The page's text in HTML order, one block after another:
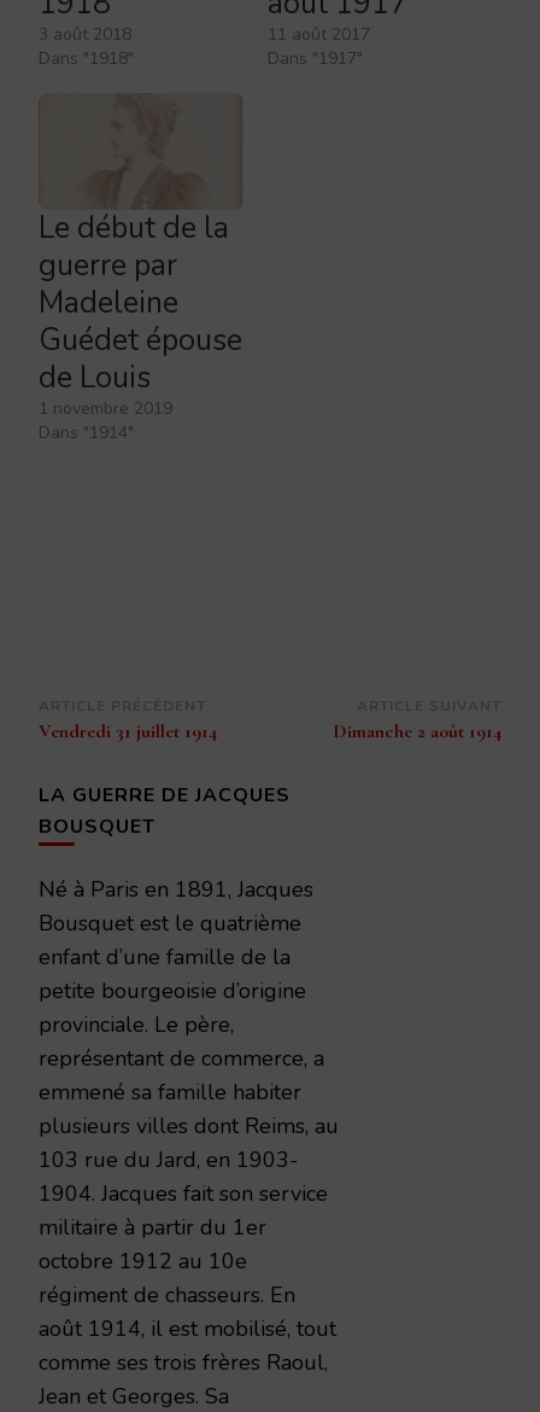
3 août 2018
Dans "1918"
11 août 2017
Dans "1917"
Le début de la
guerre par
Madeleine
Guédet épouse
de Louis
1 novembre 2019
Dans "1914"
Navigation
d’article
Vendredi 31 juillet 1914 Dimanche 2 août 1914
LA GUERRE DE JACQUES
BOUSQUET
Né à Paris en 1891, Jacques
Bousquet est le quatrième
enfant d’une famille de la
petite bourgeoisie d’origine
provinciale. Le père,
représentant de commerce, a
emmené sa famille habiter
plusieurs villes dont Reims, au
103 rue du Jard, en 1903-
1904. Jacques fait son service
militaire à partir du 1er
octobre 1912 au 10e
régiment de chasseurs. En
août 1914, il est mobilisé, tout
comme ses trois frères Raoul,
Jean et Georges. Sa